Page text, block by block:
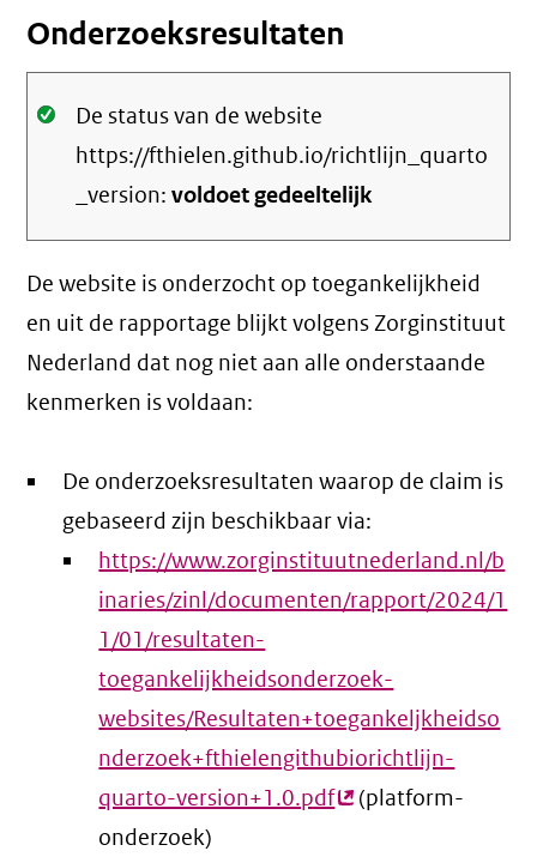
Onderzoeksresultaten
Oké.
De status van de website
https://fthielen.github.io/richtlijn_quarto
_version:voldoet gedeeltelijk
De website is onderzocht op toegankelijkheid
en uit de rapportage blijkt volgens Zorginstituut
Nederland dat nog niet aan alle onderstaande
kenmerken is voldaan:
De onderzoeksresultaten waarop de claim is
gebaseerd zijn beschikbaar via:
https://www.zorginstituutnederland.nl/b
inaries/zinl/documenten/rapport/2024/1
1/01/resultaten-
toegankelijkheidsonderzoek-
websites/Resultaten+toegankeljkheidso
nderzoek+fthielengithubiorichtlijn-
quarto-version+1.0.pdf(externe
(platform-
onderzoek)